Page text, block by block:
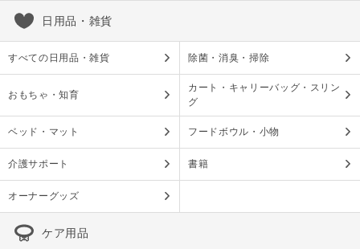
日用品・雑貨
すべての日用品・雑貨 除菌・消臭・掃除
おもちゃ・知育
カート・キャリーバッグ・スリン
グ
ベッド・マット フードボウル・小物
介護サポート 書籍
オーナーグッズ
ケア用品